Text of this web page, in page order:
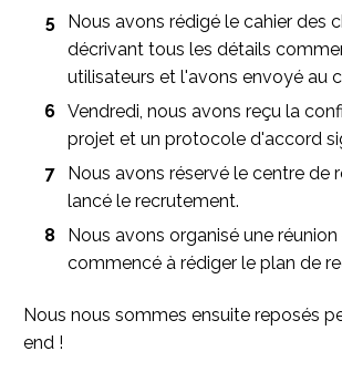
Nous avons rédigé le cahier des
décrivant tous les détails
utilisateurs et l'avons envoyé au
Vendredi, nous avons reçu la
projet et un protocole d'accord
Nous avons réservé le centre de
lancé le recrutement.
Nous avons organisé une
commencé à rédiger le plan de
Nous nous sommes ensuite reposés
end !